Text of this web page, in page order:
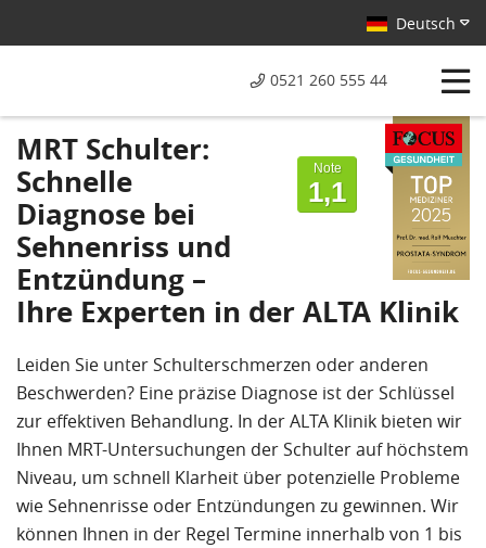
Deutsch
0521 260 555 44
Note
1,1
MRT Schulter:
Schnelle
Diagnose bei
Sehnenriss und
Entzündung –
Ihre Experten in der ALTA Klinik
Leiden Sie unter Schulterschmerzen oder anderen
Beschwerden? Eine präzise Diagnose ist der Schlüssel
zur effektiven Behandlung. In der ALTA Klinik bieten wir
Ihnen MRT-Untersuchungen der Schulter auf höchstem
Niveau, um schnell Klarheit über potenzielle Probleme
wie Sehnenrisse oder Entzündungen zu gewinnen. Wir
können Ihnen in der Regel Termine innerhalb von 1 bis